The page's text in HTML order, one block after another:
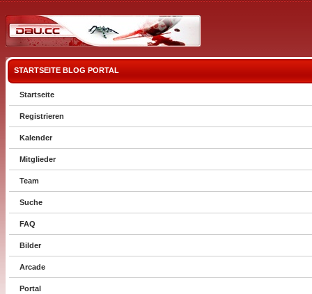
STARTSEITE BLOG PORTAL
Startseite
Registrieren
Kalender
Mitglieder
Team
Suche
FAQ
Bilder
Arcade
Portal